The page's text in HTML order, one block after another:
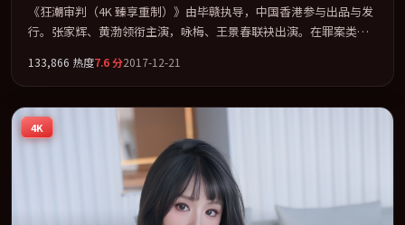
《狂潮审判（4K 臻享重制）》由毕赣执导，中国香港参与出品与发
行。张家辉、黄渤领衔主演，咏梅、王景春联袂出演。在罪案类型
在叙事、表演与视听上力求统一。定于 2017-09-25 在内地院线及主
流平台同步亮相，2017 年度话题片中口碑稳健，适合喜欢强情节与
人物弧光的观众完整观看。
133,866 热度7.6分2017-12-21
4K